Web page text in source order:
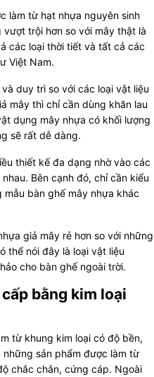
làm từ hạt nhựa nguyên sinh
trội hơn so với mây thật là
các loại thời tiết và tất cả các
Việt Nam.
duy trì so với các loại vật liệu
mây thì chỉ cần dùng khăn lau
dụng mây nhựa có khối lượng
sẽ rất dễ dàng.
thiết kế đa dạng nhờ vào các
Bên cạnh đó, chỉ cần kiểu
bàn ghế mây nhựa khác
giả mây rẻ hơn so với những
thể nói đây là loại vật liệu
cho bàn ghế ngoài trời.
bằng kim loại
từ khung kim loại có độ bền,
sản phẩm được làm từ
chắc chắn, cứng cáp. Ngoài